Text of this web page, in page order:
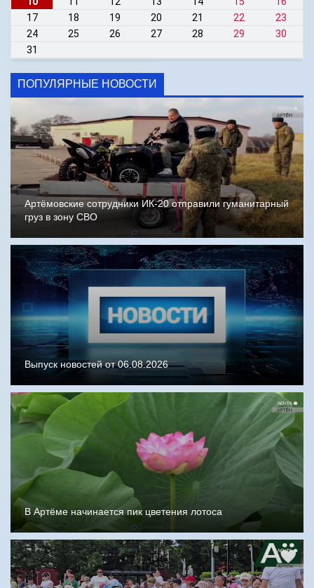
17
18 19 20 21 22
23
24
25 26 27 28 29
30
31
ПОПУЛЯРНЫЕ НОВОСТИ
Артёмовские сотрудники ИК-20 отправили гуманитарный
груз в зону СВО
Выпуск новостей от 06.08.2026
В Артёме начинается пик цветения лотоса